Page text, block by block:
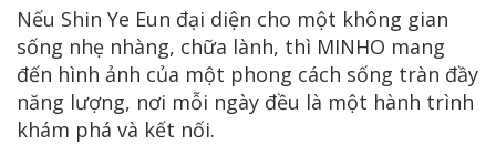
Nếu Shin Ye Eun đại diện cho một không gian
sống nhẹ nhàng, chữa lành, thì MINHO mang
đến hình ảnh của một phong cách sống tràn đầy
năng lượng, nơi mỗi ngày đều là một hành trình
khám phá và kết nối.